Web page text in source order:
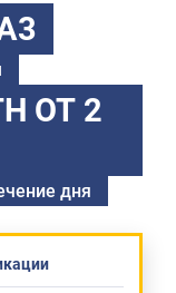
ОТ 2
дня